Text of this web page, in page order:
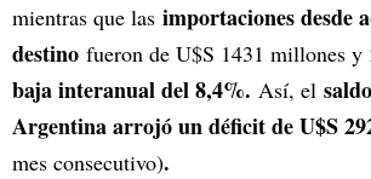
mientras que las importaciones desde
destino fueron de U$S 1431 millones y
baja interanual del 8,4%. Así, el
Argentina arrojó un déficit de U$S
mes consecutivo).